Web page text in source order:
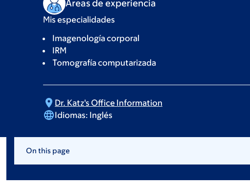
Áreas de experiencia
Mis especialidades
Imagenología corporal
IRM
Tomografía computarizada
Dr. Katz's Office Information
Idiomas: Inglés
On this page